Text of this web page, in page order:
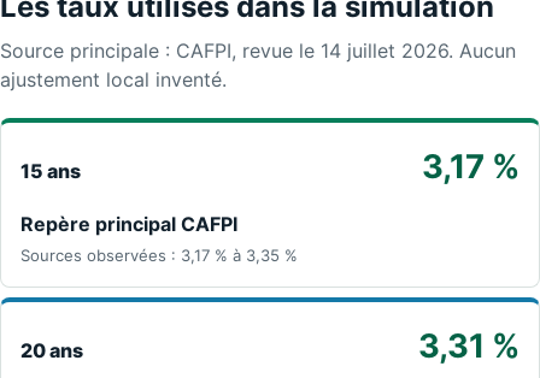
Source principale : CAFPI, revue le 14 juillet 2026. Aucun
ajustement local inventé.
15 ans 3,17 %
Repère principal CAFPI
Sources observées : 3,17 % à 3,35 %
20 ans 3,31 %